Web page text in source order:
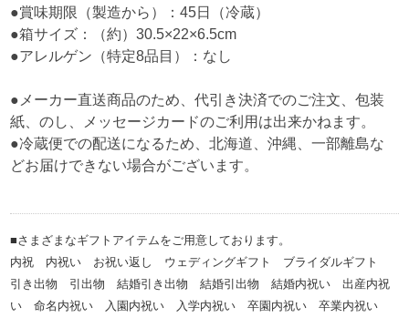
●賞味期限（製造から）：45日（冷蔵）
●箱サイズ：（約）30.5×22×6.5cm
●アレルゲン（特定8品目）：なし
●メーカー直送商品のため、代引き決済でのご注文、包装
紙、のし、メッセージカードのご利用は出来かねます。
●冷蔵便での配送になるため、北海道、沖縄、一部離島な
どお届けできない場合がございます。
■さまざまなギフトアイテムをご用意しております。
内祝 内祝い お祝い返し ウェディングギフト ブライダルギフト
引き出物 引出物 結婚引き出物 結婚引出物 結婚内祝い 出産内祝
い 命名内祝い 入園内祝い 入学内祝い 卒園内祝い 卒業内祝い